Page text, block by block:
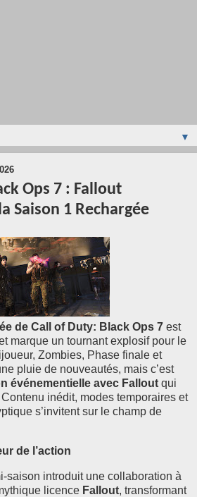
▼
Ops 7 : Fallout
Saison 1 Rechargée
de Call of Duty: Black Ops 7 est
marque un tournant explosif pour le
Zombies, Phase finale et
pluie de nouveautés, mais c’est
événementielle avec Fallout qui
inédit, modes temporaires et
s’invitent sur le champ de
de l’action
saison introduit une collaboration à
licence Fallout, transformant